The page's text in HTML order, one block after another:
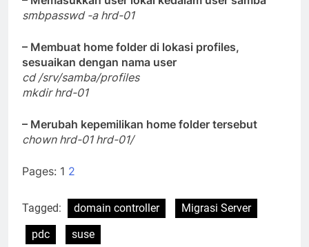
smbpasswd -a hrd-01
– Membuat home folder di lokasi profiles,
sesuaikan dengan nama user
cd /srv/samba/profiles
mkdir hrd-01
– Merubah kepemilikan home folder tersebut
chown hrd-01 hrd-01/
Pages: 1 2
Tagged: domain controller
Migrasi Server
pdc
suse